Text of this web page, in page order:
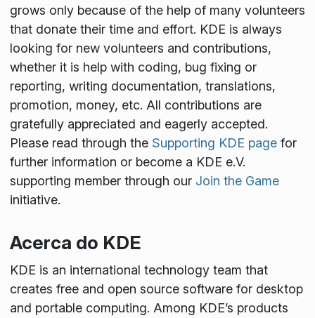
grows only because of the help of many volunteers
that donate their time and effort. KDE is always
looking for new volunteers and contributions,
whether it is help with coding, bug fixing or
reporting, writing documentation, translations,
promotion, money, etc. All contributions are
gratefully appreciated and eagerly accepted.
Please read through the Supporting KDE pagefor
further information or become a KDE e.V.
supporting member through our Join the Game
initiative.
Acerca do KDE
KDE is an international technology team that
creates free and open source software for desktop
and portable computing. Among KDE’s products